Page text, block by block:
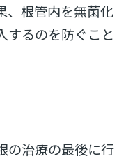
、根管内を無菌化
するのを防ぐこと
の治療の最後に行